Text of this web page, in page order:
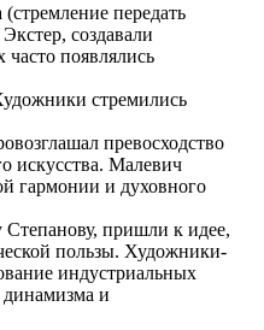
передать
создавали
появлялись
стремились
превосходство
искусства. Малевич
гармонии и духовного
пришли к идее,
пользы. Художники-
индустриальных
и